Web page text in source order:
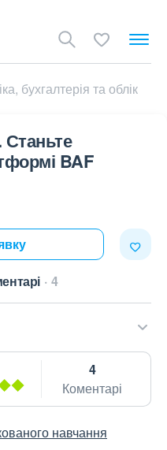
бухгалтерія та облік
BAF
4
4
Коментарі
навчання